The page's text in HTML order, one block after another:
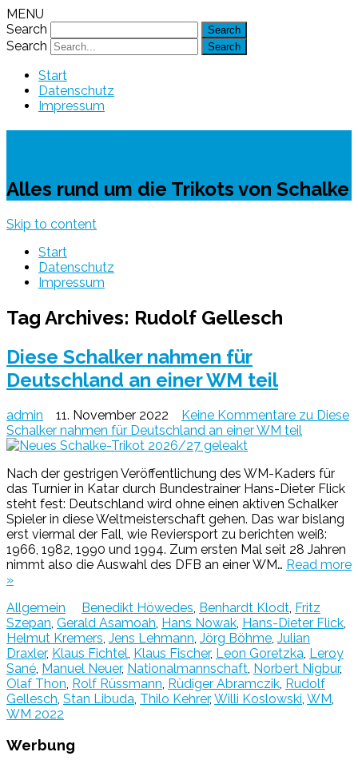
MENU
Search
Search
Start
Datenschutz
Impressum
Alles rund um die Trikots von Schalke
Skip to content
Start
Datenschutz
Impressum
Tag Archives: Rudolf Gellesch
Diese Schalker nahmen für
Deutschland an einer WM teil
admin 11. November 2022 Keine Kommentare zu Diese
Schalker nahmen für Deutschland an einer WM teil
Nach der gestrigen Veröffentlichung des WM-Kaders für
das Turnier in Katar durch Bundestrainer Hans-Dieter Flick
steht fest: Deutschland wird ohne einen aktiven Schalker
Spieler in diese Weltmeisterschaft gehen. Das war bislang
erst viermal der Fall, wie Reviersport zu berichten weiß:
1966, 1982, 1990 und 1994. Zum ersten Mal seit 28 Jahren
nimmt also die Auswahl des DFB an einer WM… Read more
»
Allgemein
Benedikt Höwedes Benhardt Klodt Fritz
Szepan Gerald Asamoah Hans Nowak Hans-Dieter Flick
Helmut Kremers Jens Lehmann Jörg Böhme Julian
Draxler, Klaus Fichtel Klaus Fischer, Leon Goretzka Leroy
Sané Manuel Neuer, Nationalmannschaft Norbert Nigbur,
Olaf Thon Rolf Rüssmann Rüdiger Abramczik Rudolf
Gellesch Stan Libuda Thilo Kehrer, Willi Koslowski WM
WM 2022
Werbung